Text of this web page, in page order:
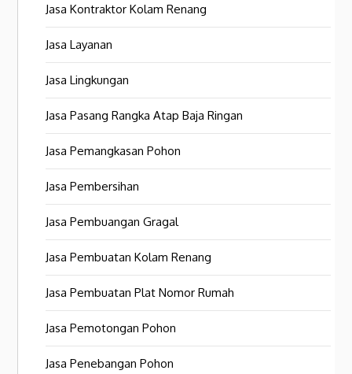
Jasa Kontraktor Kolam Renang
Jasa Layanan
Jasa Lingkungan
Jasa Pasang Rangka Atap Baja Ringan
Jasa Pemangkasan Pohon
Jasa Pembersihan
Jasa Pembuangan Gragal
Jasa Pembuatan Kolam Renang
Jasa Pembuatan Plat Nomor Rumah
Jasa Pemotongan Pohon
Jasa Penebangan Pohon